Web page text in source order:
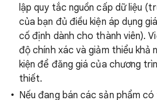
lập quy tắc nguồn cấp dữ liệu
của bạn đủ điều kiện áp dụng
cố định dành cho thành viên).
độ chính xác và giảm thiểu khả
kiện để đăng giá của chương
thiết.
Nếu đang bán các sản phẩm